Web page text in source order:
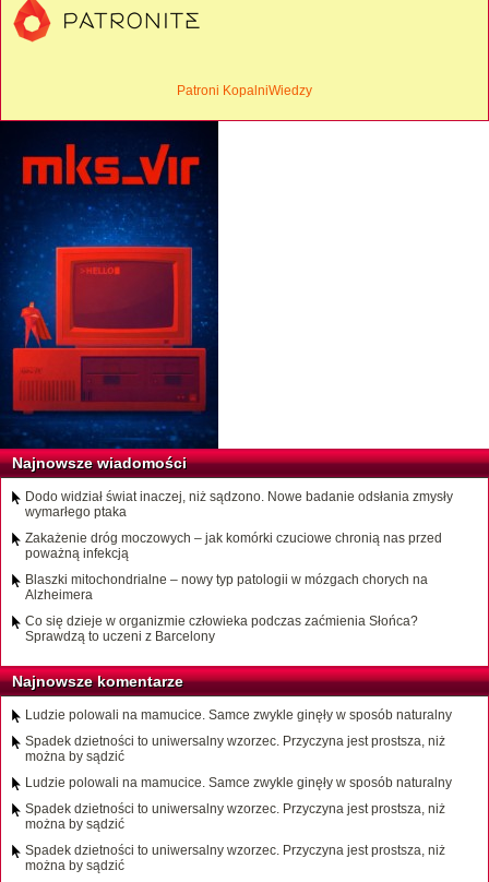
Patroni KopalniWiedzy
Najnowsze wiadomości
Dodo widział świat inaczej, niż sądzono. Nowe badanie odsłania zmysły
wymarłego ptaka
Zakażenie dróg moczowych – jak komórki czuciowe chronią nas przed
poważną infekcją
Blaszki mitochondrialne – nowy typ patologii w mózgach chorych na
Alzheimera
Co się dzieje w organizmie człowieka podczas zaćmienia Słońca?
Sprawdzą to uczeni z Barcelony
Najnowsze komentarze
Ludzie polowali na mamucice. Samce zwykle ginęły w sposób naturalny
Spadek dzietności to uniwersalny wzorzec. Przyczyna jest prostsza, niż
można by sądzić
Ludzie polowali na mamucice. Samce zwykle ginęły w sposób naturalny
Spadek dzietności to uniwersalny wzorzec. Przyczyna jest prostsza, niż
można by sądzić
Spadek dzietności to uniwersalny wzorzec. Przyczyna jest prostsza, niż
można by sądzić